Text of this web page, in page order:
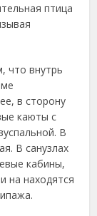
птица
что внутрь
в сторону
каюты с
В
В санузлах
кабины,
на находятся